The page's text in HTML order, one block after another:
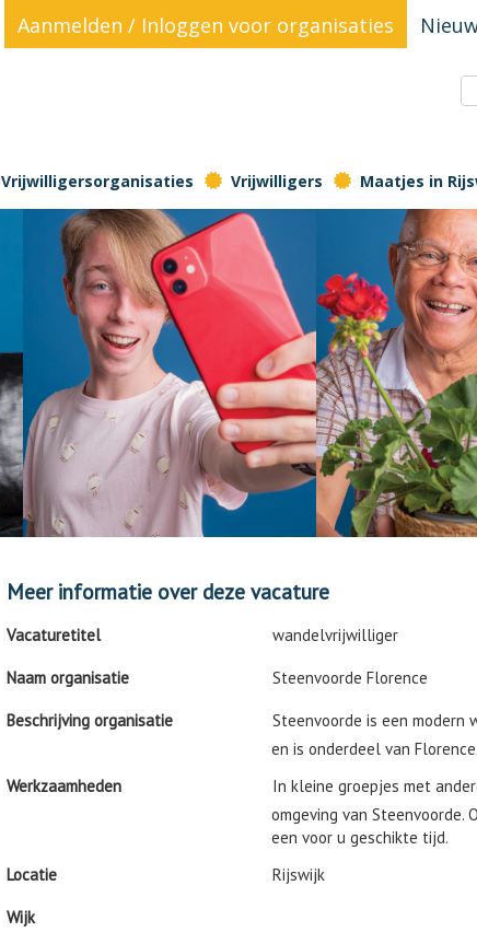
Aanmelden / Inloggen voor organisaties
Vrijwilligersorganisaties Vrijwilligers Maatjes in
Meer informatie over deze vacature
Vacaturetitel wandelvrijwilliger
Naam organisatie Steenvoorde Florence
Beschrijving organisatie
Steenvoorde is een modern
en is onderdeel van Florence.
Werkzaamheden
In kleine groepjes met
omgeving van Steenvoorde.
een voor u geschikte tijd.
Locatie
Rijswijk
Wijk